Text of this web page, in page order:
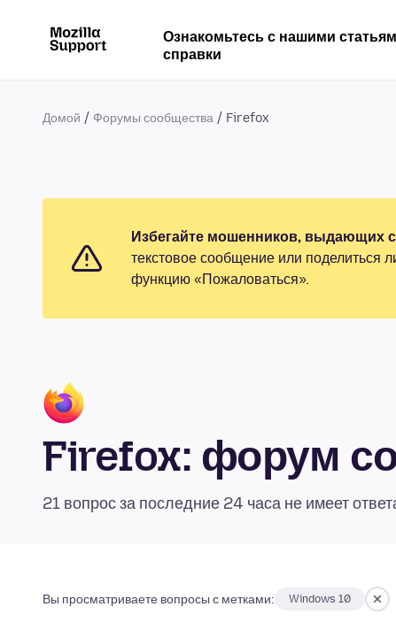
Ознакомьтесь с нашими
справки
Домой Форумы сообщества Firefox
Избегайте мошенников, выдающих
текстовое сообщение или поделиться
функцию «Пожаловаться».
Firefox: форум
21 вопрос за последние 24 часа не имеет
Вы просматриваете вопросы с метками: Windows 10